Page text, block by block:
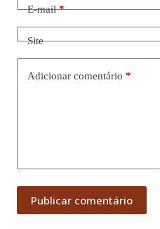
E-mail*
Site
Adicionar comentário *
Publicar comentário